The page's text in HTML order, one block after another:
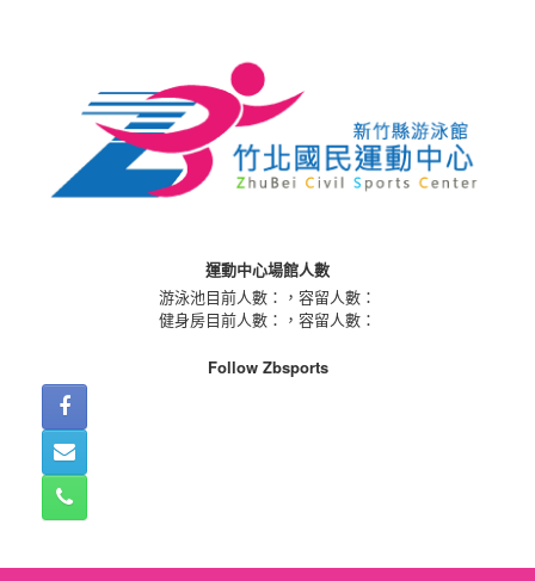
運動中心場館人數
游泳池目前人數：
，容留人數：
健身房目前人數：
，容留人數：
Follow Zbsports